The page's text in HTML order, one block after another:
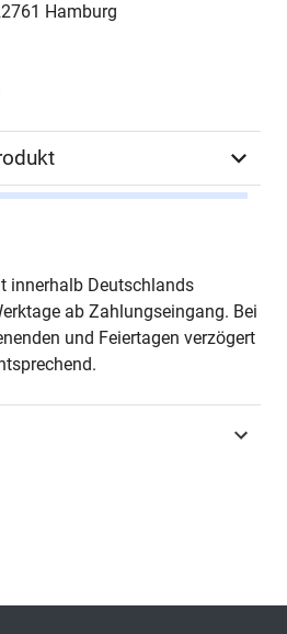
Hamburg
innerhalb Deutschlands
ab Zahlungseingang. Bei
und Feiertagen verzögert